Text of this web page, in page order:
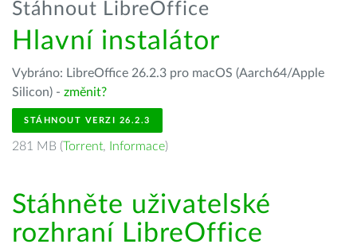
Stáhnout LibreOffice
Hlavní instalátor
Vybráno: LibreOffice 26.2.3 pro macOS (Aarch64/Apple
Silicon) - změnit?
STÁHNOUT VERZI 26.2.3
281 MB (Torrent, Informace)
Stáhněte uživatelské
rozhraní LibreOffice